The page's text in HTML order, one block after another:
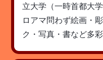
立大学（一時首都大
ロアマ問わず絵画・
ク・写真・書など多